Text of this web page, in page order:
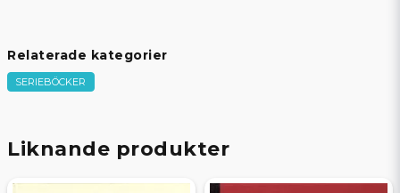
Relaterade kategorier
SERIEBÖCKER
Liknande produkter